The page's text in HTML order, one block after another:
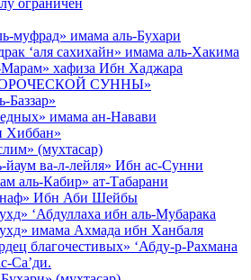
ограничен
муфрад» имама аль-Бухари
‘аля сахихайн» имама аль-Хакима
Марам» хафиза Ибн Хаджара
СУННЫ»
Баззар»
имама ан-Навави
Хиббан»
(мухтасар)
йаум ва-л-лейля» Ибн ас-Сунни
аль-Кабир» ат-Табарани
Ибн Аби Шейбы
‘Абдуллаха ибн аль-Мубарака
имама Ахмада ибн Ханбаля
благочестивых» ‘Абду-р-Рахмана
Са’ди.